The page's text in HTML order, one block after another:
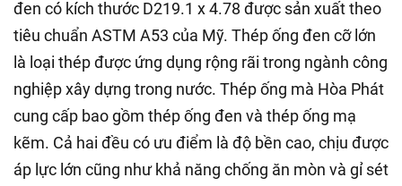
đen có kích thước D219.1 x 4.78 được sản xuất theo
tiêu chuẩn ASTM A53 của Mỹ. Thép ống đen cỡ lớn
là loại thép được ứng dụng rộng rãi trong ngành công
nghiệp xây dựng trong nước. Thép ống mà Hòa Phát
cung cấp bao gồm thép ống đen và thép ống mạ
kẽm. Cả hai đều có ưu điểm là độ bền cao, chịu được
áp lực lớn cũng như khả năng chống ăn mòn và gỉ sét